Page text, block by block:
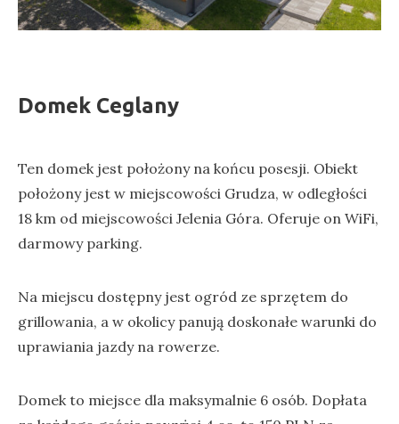
Domek Ceglany
Ten domek jest położony na końcu posesji. Obiekt
położony jest w miejscowości Grudza, w odległości
18 km od miejscowości Jelenia Góra. Oferuje on WiFi,
darmowy parking.
Na miejscu dostępny jest ogród ze sprzętem do
grillowania, a w okolicy panują doskonałe warunki do
uprawiania jazdy na rowerze.
Domek to miejsce dla maksymalnie 6 osób. Dopłata